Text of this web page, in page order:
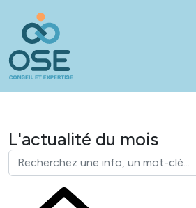
L'actualité du mois